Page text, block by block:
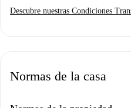
Descubre nuestras Condiciones
Normas de la casa